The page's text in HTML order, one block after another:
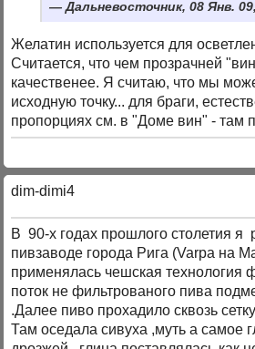
Дальневосточник, 08 Янв.
Желатин используется для
Считается, что чем прозрачней
качественее. Я считаю, что мы
исходную точку... для браги,
пропорциях см. в "Доме вин" - там
dim-dimi4
В 90-х годах прошлого столетия я
пивзаводе города Рига (Varpa на
применялась чешская технология
поток не фильтрованого пива
.Далее пиво прохадило сквозь
Там оседала сивуха ,муть а самое